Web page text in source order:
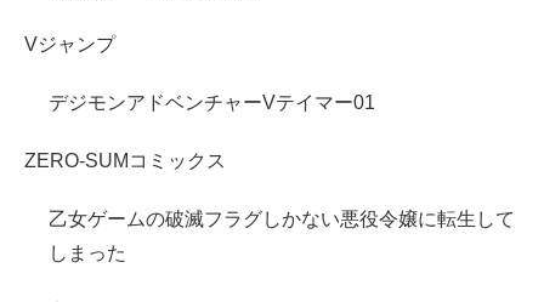
Vジャンプ
デジモンアドベンチャーVテイマー01
ZERO-SUMコミックス
乙女ゲームの破滅フラグしかない悪役令嬢に転生して
しまった